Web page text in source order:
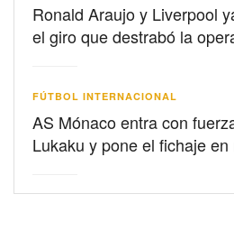
Ronald Araujo y Liverpool
el giro que destrabó la
FÚTBOL INTERNACIONAL
AS Mónaco entra con
Lukaku y pone el fichaje